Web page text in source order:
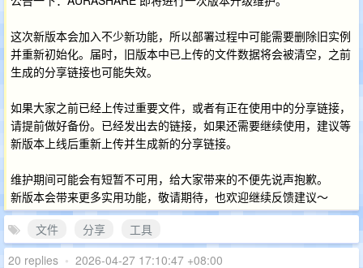
这次新版本会加入不少新功能，所以部署过程中可能需要删除旧实例
并重新初始化。届时，旧版本中已上传的文件数据将会被清空，之前
生成的分享链接也可能失效。
如果大家之前已经上传过重要文件，或者有正在使用中的分享链接，
请提前做好备份。已经发出去的链接，如果还需要继续使用，建议等
新版本上线后重新上传并生成新的分享链接。
维护期间可能会有短暂不可用，给大家带来的不便先说声抱歉。
新版本会带来更多实用功能，敬请期待，也欢迎继续反馈建议～
文件
分享
工具
20 replies • 2026-04-27 17:10:47 +08:00